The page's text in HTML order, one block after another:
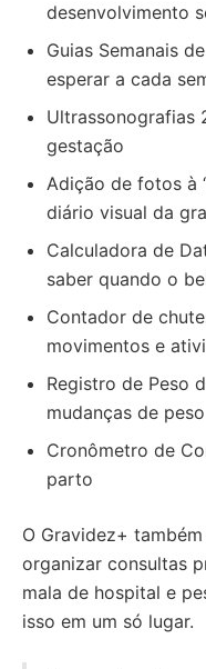
desenvolvimento
Guias Semanais
esperar a cada
Ultrassonografias
gestação
Adição de fotos à
diário visual da
Calculadora de
saber quando o
Contador de
movimentos e
Registro de Peso
mudanças de peso
Cronômetro de
parto
O Gravidez+
organizar consultas
mala de hospital e
isso em um só lugar.